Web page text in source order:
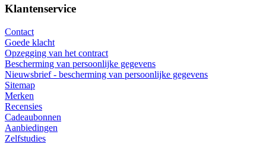
Klantenservice
Contact
Goede klacht
Opzegging van het contract
Bescherming van persoonlijke gegevens
Nieuwsbrief - bescherming van persoonlijke gegevens
Sitemap
Merken
Recensies
Cadeaubonnen
Aanbiedingen
Zelfstudies